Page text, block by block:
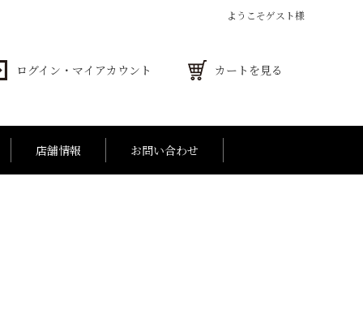
ようこそゲスト様
ログイン・マイアカウント カートを見る
店舗情報 お問い合わせ